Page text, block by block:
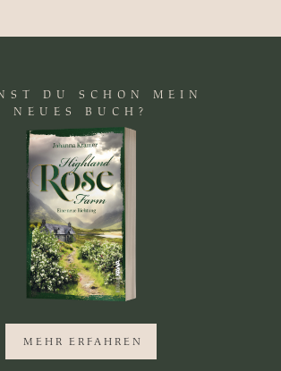
Dein Vorname
Deine Email Adresse
DU SCHON MEIN
NEUES BUCH?
MEHR ERFAHREN